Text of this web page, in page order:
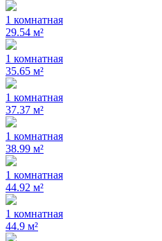
1 комнатная
29.54 м²
1 комнатная
35.65 м²
1 комнатная
37.37 м²
1 комнатная
38.99 м²
1 комнатная
44.92 м²
1 комнатная
44.9 м²